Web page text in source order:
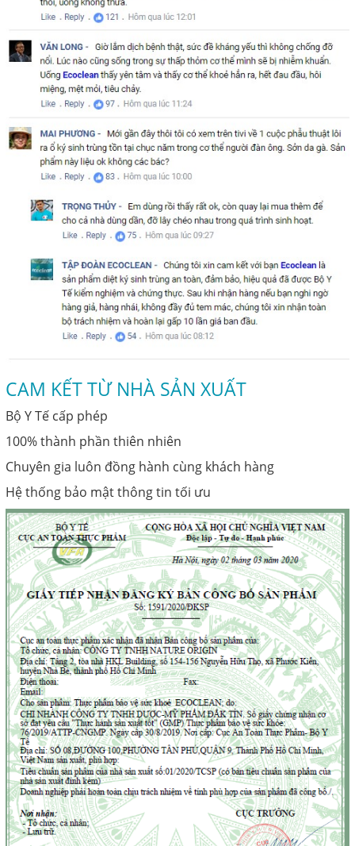
CAM KẾT TỪ NHÀ SẢN XUẤT
Bộ Y Tế cấp phép
100% thành phần thiên nhiên
Chuyên gia luôn đồng hành cùng khách hàng
Hệ thống bảo mật thông tin tối ưu